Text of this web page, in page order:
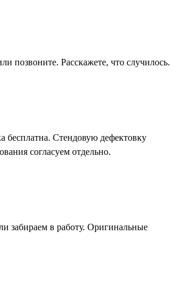
позвоните. Расскажете, что случилось.
бесплатна. Стендовую дефектовку
согласуем отдельно.
забираем в работу. Оригинальные